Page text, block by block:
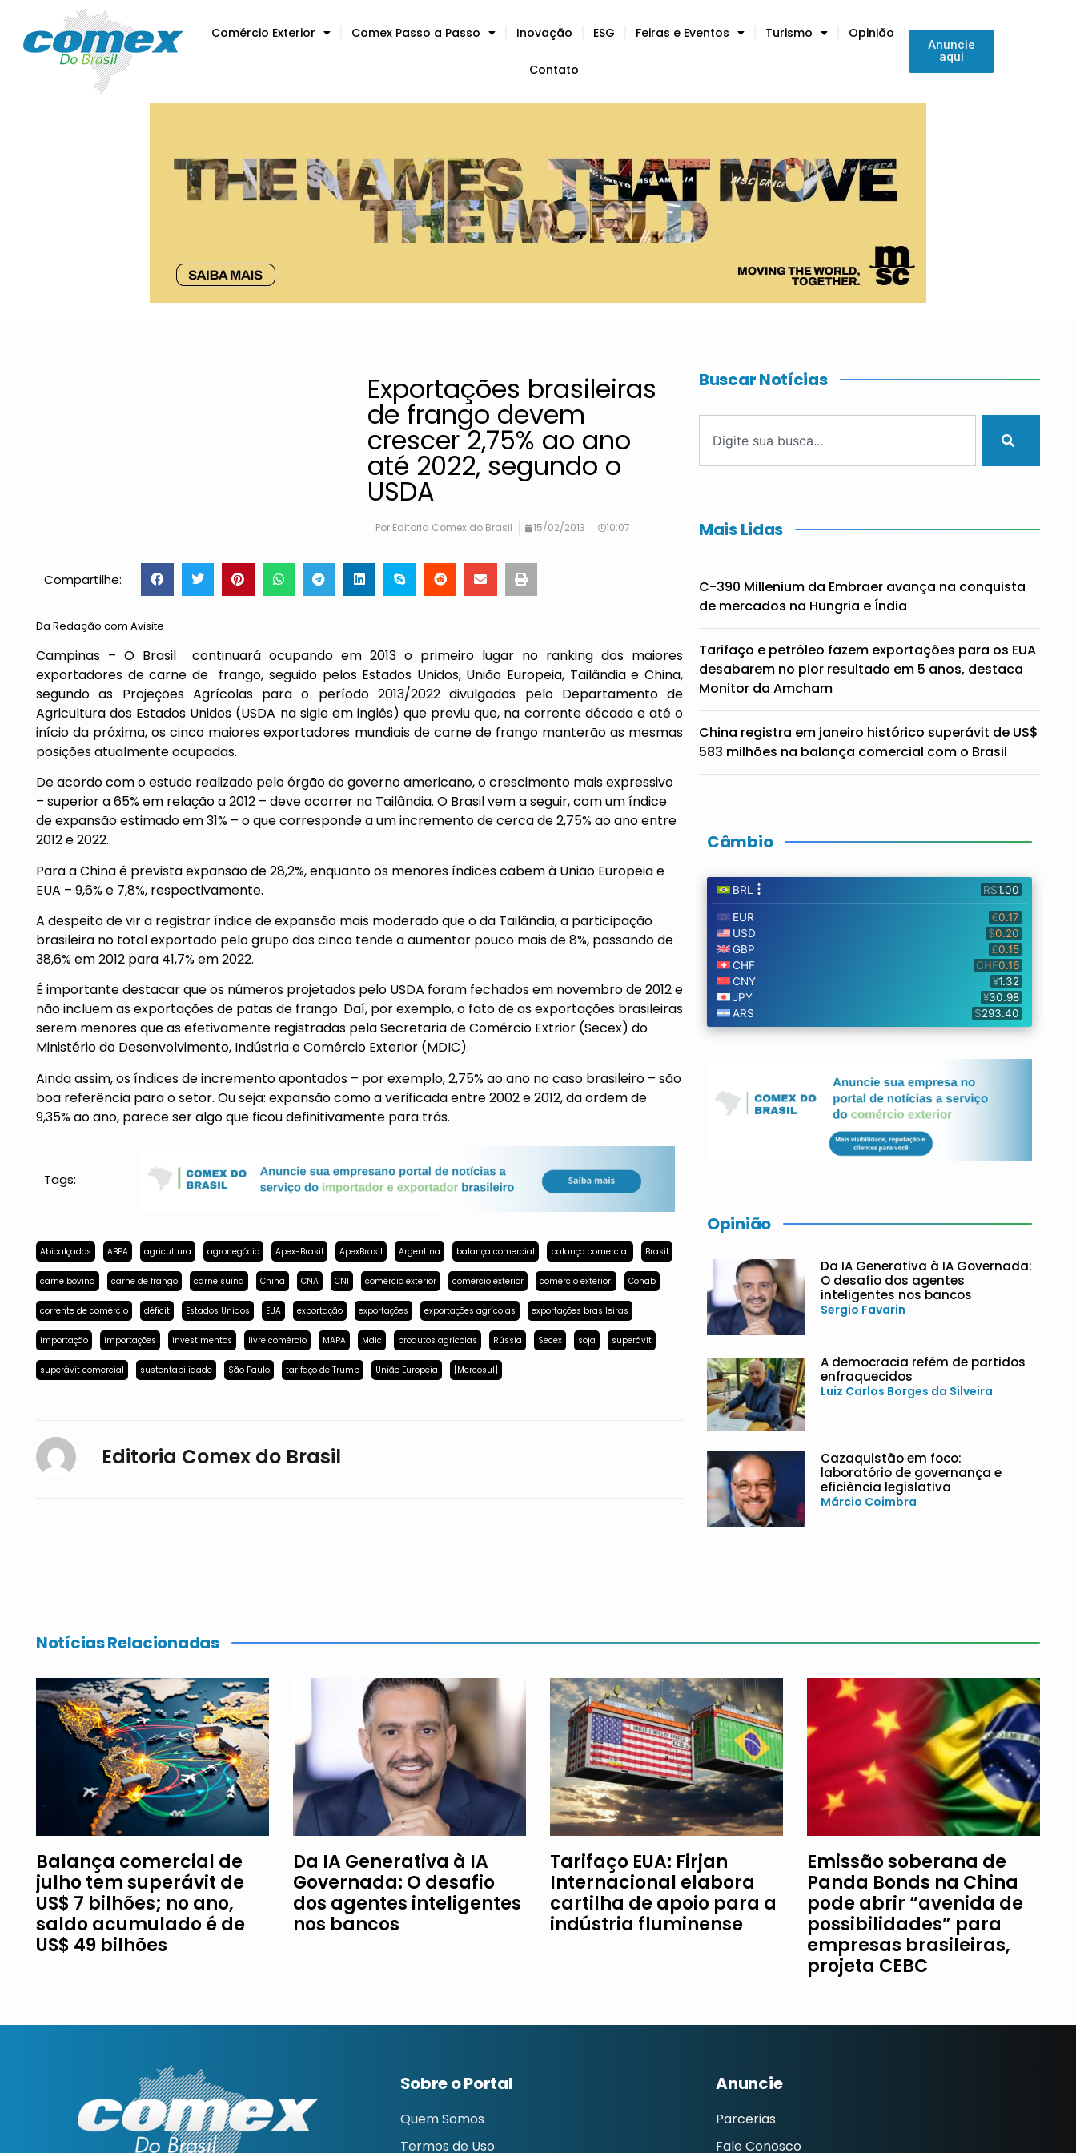
Comércio Exterior Comex Passo a Passo Inovação ESG Feiras e Eventos Turismo Opinião
Contato
Anuncie
aqui
Exportações brasileiras
de frango devem
crescer 2,75% ao ano
até 2022, segundo o
USDA
Por Editoria Comex do Brasil 15/02/2013 10:07
Compartilhe:
Da Redação com Avisite
Campinas – O Brasil continuará ocupando em 2013 o primeiro lugar no ranking dos maiores
exportadores de carne de frango, seguido pelos Estados Unidos, União Europeia, Tailândia e China,
segundo as Projeções Agrícolas para o período 2013/2022 divulgadas pelo Departamento de
Agricultura dos Estados Unidos (USDA na sigle em inglês) que previu que, na corrente década e até o
início da próxima, os cinco maiores exportadores mundiais de carne de frango manterão as mesmas
posições atualmente ocupadas.
De acordo com o estudo realizado pelo órgão do governo americano, o crescimento mais expressivo
– superior a 65% em relação a 2012 – deve ocorrer na Tailândia. O Brasil vem a seguir, com um índice
de expansão estimado em 31% – o que corresponde a um incremento de cerca de 2,75% ao ano entre
2012 e 2022.
Para a China é prevista expansão de 28,2%, enquanto os menores índices cabem à União Europeia e
EUA – 9,6% e 7,8%, respectivamente.
A despeito de vir a registrar índice de expansão mais moderado que o da Tailândia, a participação
brasileira no total exportado pelo grupo dos cinco tende a aumentar pouco mais de 8%, passando de
38,6% em 2012 para 41,7% em 2022.
É importante destacar que os números projetados pelo USDA foram fechados em novembro de 2012 e
não incluem as exportações de patas de frango. Daí, por exemplo, o fato de as exportações brasileiras
serem menores que as efetivamente registradas pela Secretaria de Comércio Extrior (Secex) do
Ministério do Desenvolvimento, Indústria e Comércio Exterior (MDIC).
Ainda assim, os índices de incremento apontados – por exemplo, 2,75% ao ano no caso brasileiro – são
boa referência para o setor. Ou seja: expansão como a verificada entre 2002 e 2012, da ordem de
9,35% ao ano, parece ser algo que ficou definitivamente para trás.
Tags:
Abicalçados ABPA agricultura agronegócio Apex-Brasil ApexBrasil Argentina balança comercial balança comercial Brasil
carne bovina carne de frango carne suína China CNA CNI comércio exterior comércio exterior comércio exterior. Conab
corrente de comércio déficit Estados Unidos EUA exportação exportações exportações agrícolas exportações brasileiras
importação importações investimentos livre comércio MAPA Mdic produtos agrícolas Rússia Secex soja superávit
superávit comercial sustentabilidade São Paulo tarifaço de Trump União Europeia [Mercosul]
Editoria Comex do Brasil
Buscar Notícias
Mais Lidas
C-390 Millenium da Embraer avança na conquista
de mercados na Hungria e Índia
Tarifaço e petróleo fazem exportações para os EUA
desabarem no pior resultado em 5 anos, destaca
Monitor da Amcham
China registra em janeiro histórico superávit de US$
583 milhões na balança comercial com o Brasil
Câmbio
Opinião
Da IA Generativa à IA Governada:
O desafio dos agentes
inteligentes nos bancos
Sergio Favarin
A democracia refém de partidos
enfraquecidos
Luiz Carlos Borges da Silveira
Cazaquistão em foco:
laboratório de governança e
eficiência legislativa
Márcio Coimbra
Notícias Relacionadas
Balança comercial de
julho tem superávit de
US$ 7 bilhões; no ano,
saldo acumulado é de
US$ 49 bilhões
Da IA Generativa à IA
Governada: O desafio
dos agentes inteligentes
nos bancos
Tarifaço EUA: Firjan
Internacional elabora
cartilha de apoio para a
indústria fluminense
Emissão soberana de
Panda Bonds na China
pode abrir “avenida de
possibilidades” para
empresas brasileiras,
projeta CEBC
Sobre o Portal
Quem Somos
Termos de Uso
Anuncie
Parcerias
Fale Conosco